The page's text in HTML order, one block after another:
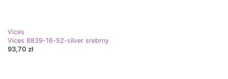
Vices
Vices 8839-16-52-silver srebrny
93,70 zł